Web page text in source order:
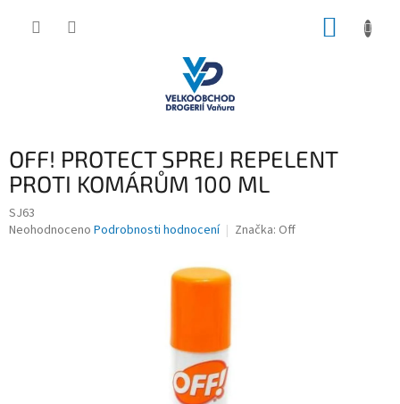
OFF! PROTECT SPREJ REPELENT
PROTI KOMÁRŮM 100 ML
SJ63
Průměrné
Neohodnoceno Podrobnosti hodnocení Značka: Off